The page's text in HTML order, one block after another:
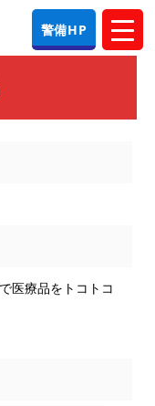
警備HP
医療品をトコトコ